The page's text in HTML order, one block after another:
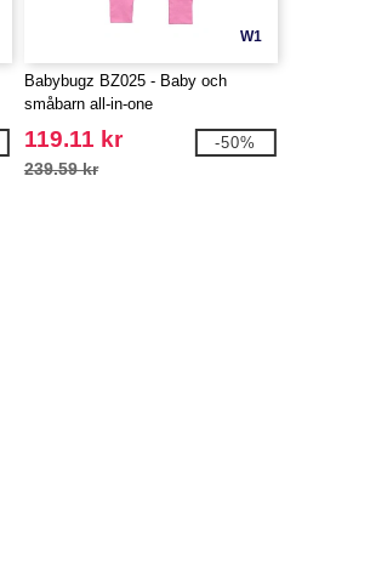
W1
Babybugz BZ025 - Baby och
småbarn all-in-one
119.11 kr
239.59 kr
-50%